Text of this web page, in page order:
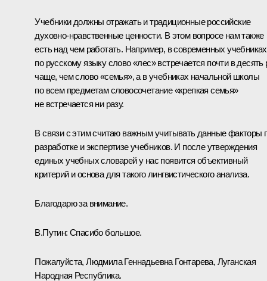
Учебники должны отражать и традиционные российские
духовно-нравственные ценности. В этом вопросе нам также
есть над чем работать. Например, в современных учебниках
по русскому языку слово «лес» встречается почти в десять
чаще, чем слово «семья», а в учебниках начальной школы
по всем предметам словосочетание «крепкая семья»
не встречается ни разу.
В связи с этим считаю важным учитывать данные факторы
разработке и экспертизе учебников. И после утверждения
единых учебных словарей у нас появится объективный
критерий и основа для такого лингвистического анализа.
Благодарю за внимание.
В.Путин: Спасибо большое.
Пожалуйста, Людмила Геннадьевна Гонтарева, Луганская
Народная Республика.